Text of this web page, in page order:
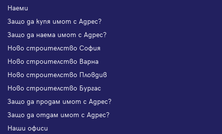
Наеми
Защо да купя имот с Адрес?
Защо да наема имот с Адрес?
Ново строителство София
Ново строителство Варна
Ново строителство Пловдив
Ново строителство Бургас
Защо да продам имот с Адрес?
Защо да отдам имот с Адрес?
Наши офиси